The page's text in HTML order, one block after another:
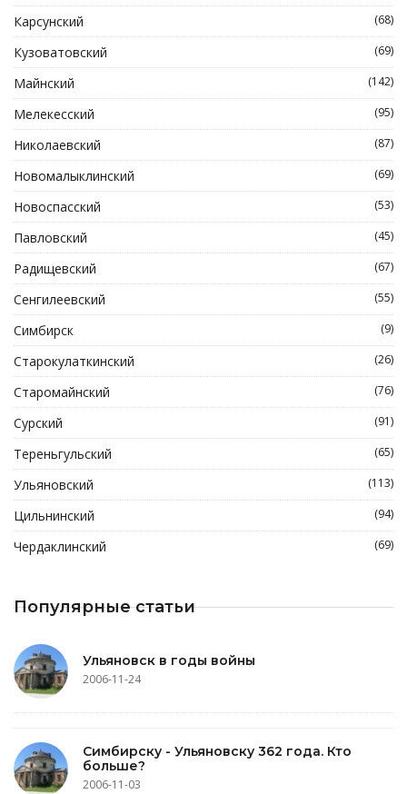
Карсунский (68)
Кузоватовский (69)
Майнский (142)
Мелекесский (95)
Николаевский (87)
Новомалыклинский (69)
Новоспасский (53)
Павловский (45)
Радищевский (67)
Сенгилеевский (55)
Симбирск (9)
Старокулаткинский (26)
Старомайнский (76)
Сурский (91)
Тереньгульский (65)
Ульяновский (113)
Цильнинский (94)
Чердаклинский (69)
Популярные статьи
Ульяновск в годы войны
2006-11-24
Симбирску - Ульяновску 362 года. Кто
больше?
2006-11-03